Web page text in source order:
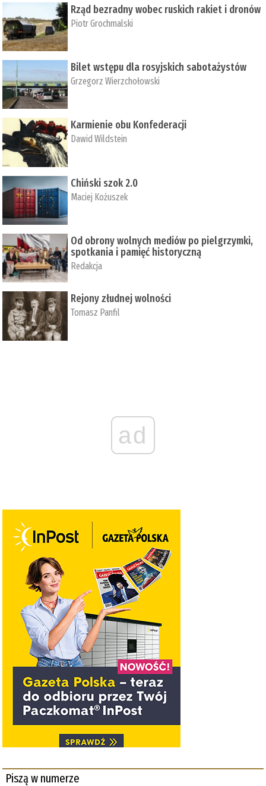
Rząd bezradny wobec ruskich rakiet i dronów
Piotr Grochmalski
Bilet wstępu dla rosyjskich sabotażystów
Grzegorz Wierzchołowski
Karmienie obu Konfederacji
Dawid Wildstein
Chiński szok 2.0
Maciej Kożuszek
Od obrony wolnych mediów po pielgrzymki,
spotkania i pamięć historyczną
Redakcja
Rejony złudnej wolności
Tomasz Panfil
ad
Piszą w numerze